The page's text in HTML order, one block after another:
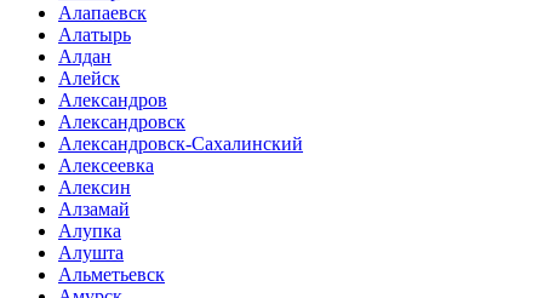
Алапаевск
Алатырь
Алдан
Алейск
Александров
Александровск
Александровск-Сахалинский
Алексеевка
Алексин
Алзамай
Алупка
Алушта
Альметьевск